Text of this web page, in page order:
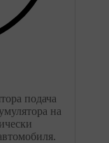
подача
на